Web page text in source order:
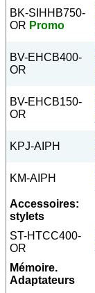
BK-SIHHB750-
OR Promo
BV-EHCB400-
OR
BV-EHCB150-
OR
KPJ-AIPH
KM-AIPH
Accessoires:
stylets
ST-HTCC400-
OR
Mémoire.
Adaptateurs